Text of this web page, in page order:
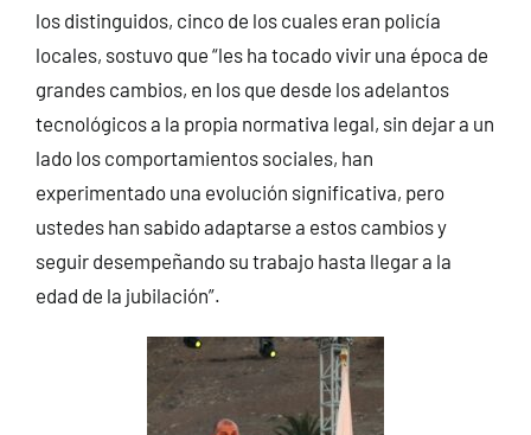
los distinguidos, cinco de los cuales eran policía
locales, sostuvo que “les ha tocado vivir una época de
grandes cambios, en los que desde los adelantos
tecnológicos a la propia normativa legal, sin dejar a un
lado los comportamientos sociales, han
experimentado una evolución significativa, pero
ustedes han sabido adaptarse a estos cambios y
seguir desempeñando su trabajo hasta llegar a la
edad de la jubilación”.